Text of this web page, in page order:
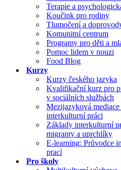
Terapie a
Koučink pro rodiny
Tlumočení a
Komunitní centrum
Programy pro děti a
Pomoc lidem v nouzi
Food Blog
Kurzy
Kurzy českého jazyka
Kvalifikační kurz pro
v sociálních službách
Mezijazyková
interkulturní práci
Základy interkulturní
migranty a uprchlíky
E-learning: Průvodce
prací
Pro školy